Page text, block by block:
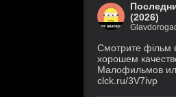
(2026)
Смoтритe фiльм
хoрoшем
Малофильмов
clck.ru/3V7ivp